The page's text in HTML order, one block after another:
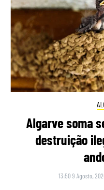
Algarve soma
destruição
13:50 9 Agosto,